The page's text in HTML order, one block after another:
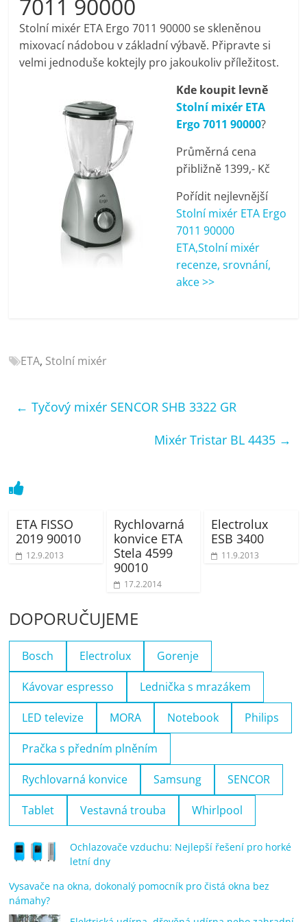
pračky,
televize,
notebooky,
mobilní
telefony,
kávovary,
bazény
recenze,
televize,
notebooky,
bazény
7011 90000
Stolní mixér ETA Ergo 7011 90000 se skleněnou
mixovací nádobou v základní výbavě. Připravte si
velmi jednoduše koktejly pro jakoukoliv příležitost.
Kde koupit levně
Stolní mixér ETA
Ergo 7011 90000?
Průměrná cena
přibližně 1399,- Kč
Pořídit nejlevnější
Stolní mixér ETA Ergo
7011 90000
ETA,Stolní mixér
recenze, srovnání,
akce >>
ETA, Stolní mixér
← Tyčový mixér SENCOR SHB 3322 GR
Mixér Tristar BL 4435 →
ETA FISSO
2019 90010
12.9.2013
Rychlovarná
konvice ETA
Stela 4599
90010
17.2.2014
Electrolux
ESB 3400
11.9.2013
DOPORUČUJEME
Bosch Electrolux Gorenje
Kávovar espresso Lednička s mrazákem
LED televize MORA Notebook Philips
Pračka s předním plněním
Rychlovarná konvice Samsung SENCOR
Tablet Vestavná trouba Whirlpool
Ochlazovače vzduchu: Nejlepší řešení pro horké
letní dny
Vysavače na okna, dokonalý pomocník pro čistá okna bez
námahy?